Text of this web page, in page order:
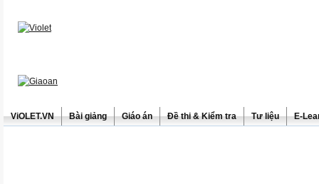
ViOLET.VN Bài giảng Giáo án Đề thi & Kiểm tra Tư liệu E-